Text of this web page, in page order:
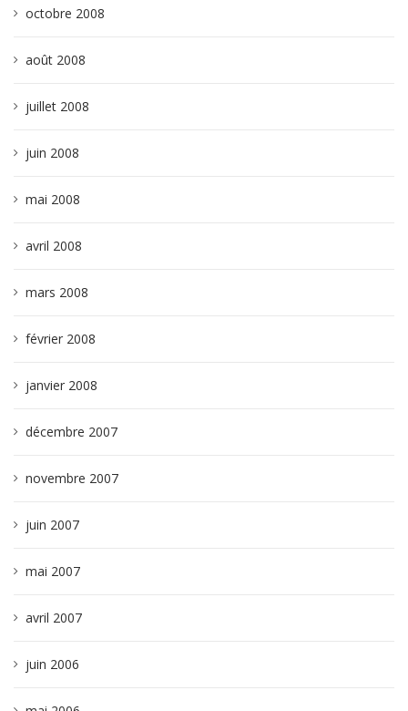
octobre 2008
août 2008
juillet 2008
juin 2008
mai 2008
avril 2008
mars 2008
février 2008
janvier 2008
décembre 2007
novembre 2007
juin 2007
mai 2007
avril 2007
juin 2006